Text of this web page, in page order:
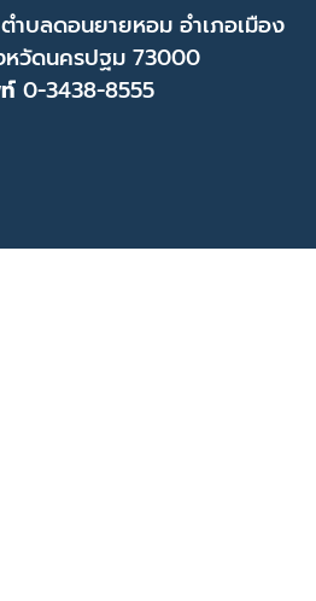
ำบลดอนยายหอม อำเภอเมือง
วัดนครปฐม 73000
0-3438-8555